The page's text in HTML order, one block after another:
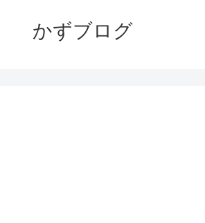
かずブログ